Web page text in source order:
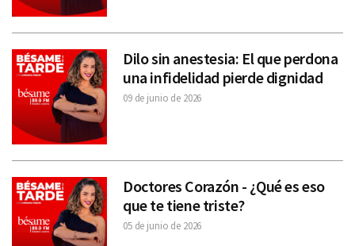
Dilo sin anestesia: El que perdona
una infidelidad pierde dignidad
09 de junio de 2026
Doctores Corazón - ¿Qué es eso
que te tiene triste?
05 de junio de 2026